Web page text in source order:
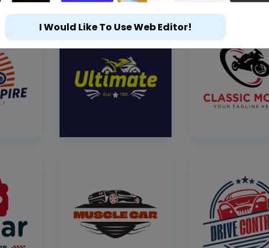
I Would Like To Use Web Editor!